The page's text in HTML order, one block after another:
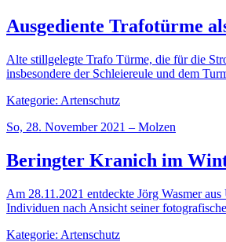
Ausgediente Trafotürme
Alte stillgelegte Trafo Türme, die für die
insbesondere der Schleiereule und dem
Kategorie: Artenschutz
So, 28. November 2021 – Molzen
Beringter Kranich im
Am 28.11.2021 entdeckte Jörg Wasmer
Individuen nach Ansicht seiner
Kategorie: Artenschutz